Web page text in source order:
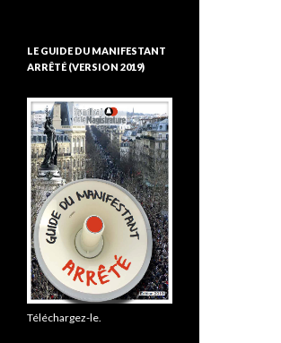
LE GUIDE DU MANIFESTANT
ARRÊTÉ (VERSION 2019)
Téléchargez-le.